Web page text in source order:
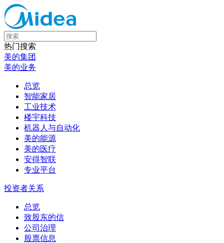
热门搜索
美的集团
美的业务
总览
智能家居
工业技术
楼宇科技
机器人与自动化
美的能源
美的医疗
安得智联
专业平台
投资者关系
总览
致股东的信
公司治理
股票信息